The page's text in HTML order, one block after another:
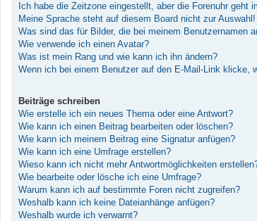
Ich habe die Zeitzone eingestellt, aber die Forenuhr geht
Meine Sprache steht auf diesem Board nicht zur Auswahl!
Was sind das für Bilder, die bei meinem Benutzernamen
Wie verwende ich einen Avatar?
Was ist mein Rang und wie kann ich ihn ändern?
Wenn ich bei einem Benutzer auf den E-Mail-Link klicke,
Beiträge schreiben
Wie erstelle ich ein neues Thema oder eine Antwort?
Wie kann ich einen Beitrag bearbeiten oder löschen?
Wie kann ich meinem Beitrag eine Signatur anfügen?
Wie kann ich eine Umfrage erstellen?
Wieso kann ich nicht mehr Antwortmöglichkeiten
Wie bearbeite oder lösche ich eine Umfrage?
Warum kann ich auf bestimmte Foren nicht zugreifen?
Weshalb kann ich keine Dateianhänge anfügen?
Weshalb wurde ich verwarnt?